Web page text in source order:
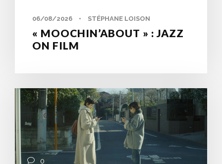
06/08/2026 • STÉPHANE LOISON
« MOOCHIN’ABOUT » : JAZZ
ON FILM
0